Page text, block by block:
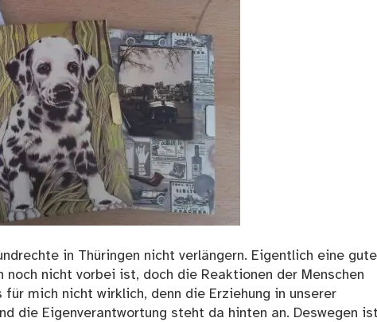
in Thüringen nicht verlängern. Eigentlich eine gute
nicht vorbei ist, doch die Reaktionen der Menschen
mich nicht wirklich, denn die Erziehung in unserer
die Eigenverantwortung steht da hinten an. Deswegen ist